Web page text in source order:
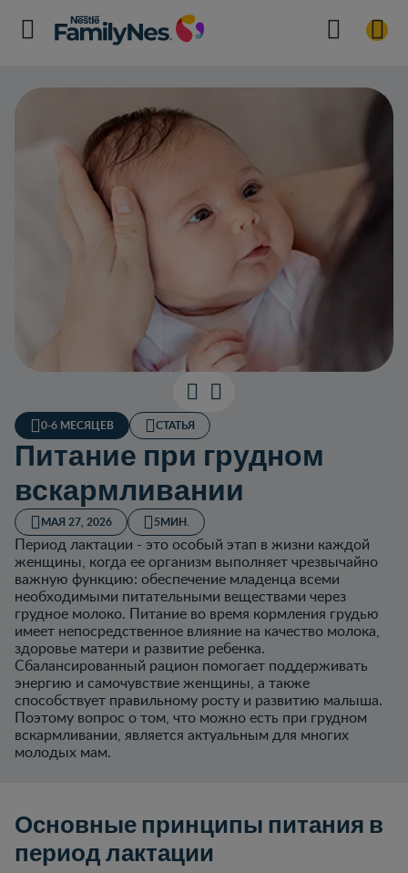
0-6 МЕСЯЦЕВ СТАТЬЯ
Питание при грудном
вскармливании
МАЯ 27, 2026 5МИН.
Период лактации - это особый этап в жизни каждой
женщины, когда ее организм выполняет чрезвычайно
важную функцию: обеспечение младенца всеми
необходимыми питательными веществами через
грудное молоко. Питание во время кормления грудью
имеет непосредственное влияние на качество молока,
здоровье матери и развитие ребенка.
Сбалансированный рацион помогает поддерживать
энергию и самочувствие женщины, а также
способствует правильному росту и развитию малыша.
Поэтому вопрос о том, что можно есть при грудном
вскармливании, является актуальным для многих
молодых мам.
Основные принципы питания в
период лактации